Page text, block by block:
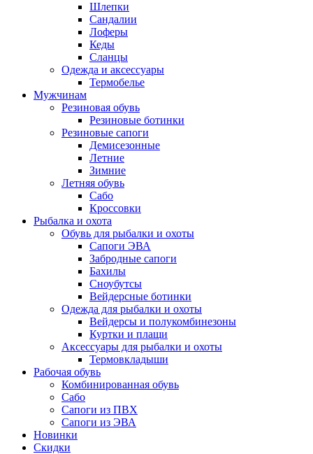
Шлепки
Сандалии
Лоферы
Кеды
Сланцы
Одежда и аксессуары
Термобелье
Мужчинам
Резиновая обувь
Резиновые ботинки
Резиновые сапоги
Демисезонные
Летние
Зимние
Летняя обувь
Сабо
Кроссовки
Рыбалка и охота
Обувь для рыбалки и охоты
Сапоги ЭВА
Забродные сапоги
Бахилы
Сноубутсы
Вейдерсные ботинки
Одежда для рыбалки и охоты
Вейдерсы и полукомбинезоны
Куртки и плащи
Аксессуары для рыбалки и охоты
Термовкладыши
Рабочая обувь
Комбинированная обувь
Сабо
Сапоги из ПВХ
Сапоги из ЭВА
Новинки
Скидки